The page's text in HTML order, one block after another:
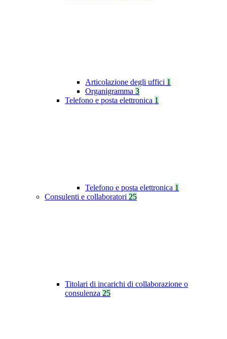
Articolazione degli uffici 1
Organigramma 3
Telefono e posta elettronica 1
Telefono e posta elettronica 1
Consulenti e collaboratori 25
Titolari di incarichi di collaborazione o
consulenza 25